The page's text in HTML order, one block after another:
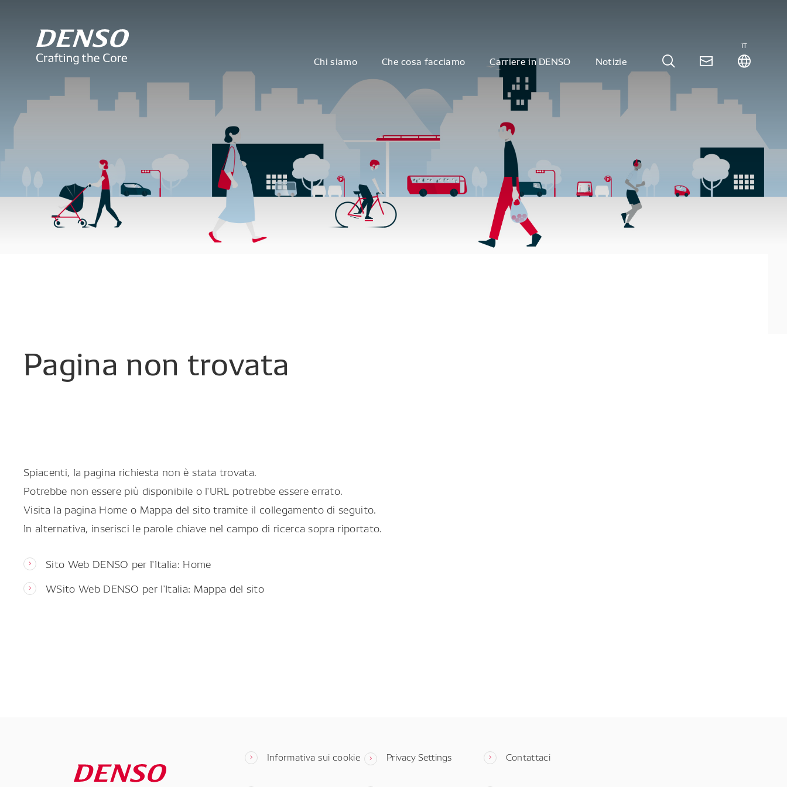
Chi siamo Che cosa facciamo Carriere in DENSO Notizie
IT
Pagina non trovata
Spiacenti, la pagina richiesta non è stata trovata.
Potrebbe non essere più disponibile o l'URL potrebbe essere errato.
Visita la pagina Home o Mappa del sito tramite il collegamento di seguito.
In alternativa, inserisci le parole chiave nel campo di ricerca sopra riportato.
Sito Web DENSO per l'Italia: Home
WSito Web DENSO per l'Italia: Mappa del sito
Informativa sui cookie Privacy Settings Contattaci